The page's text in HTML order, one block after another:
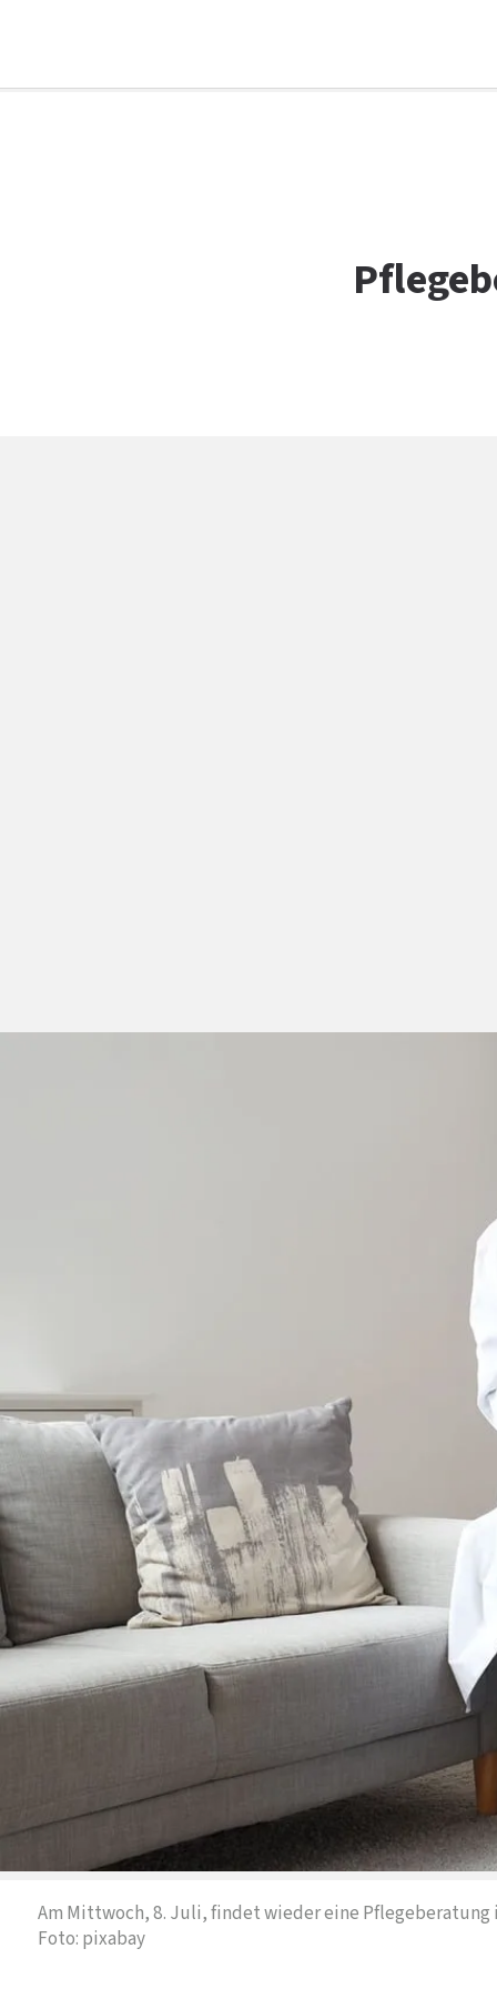
Am Mittwoch, 8. Juli, findet wieder eine Pflegeberatung
Foto: pixabay